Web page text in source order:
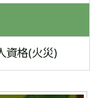
資格(火災)